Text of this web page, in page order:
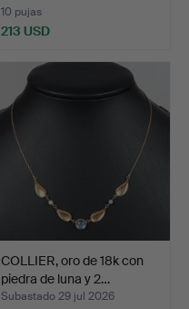
10 pujas
213 USD
COLLIER, oro de 18k con
piedra de luna y 2…
Subastado 29 jul 2026